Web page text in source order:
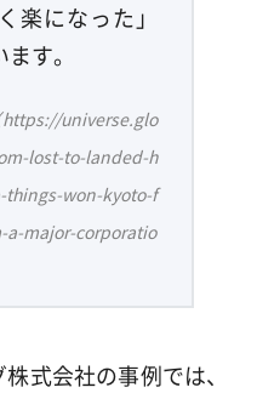
楽になった」
す。
universe.glo
lost-to-landed-h
things-won-kyoto-f
major-corporatio
式会社の事例では、